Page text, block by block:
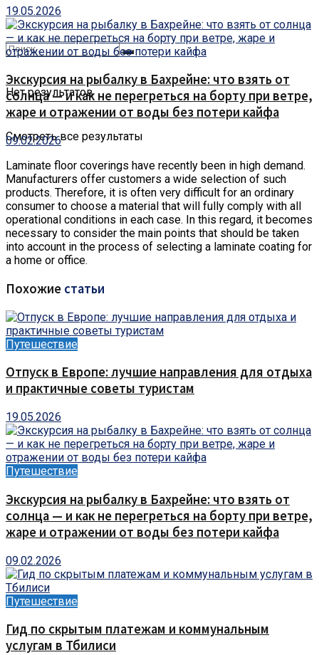
Нет результатов
Смотреть все результаты
19.05.2026
Экскурсия на рыбалку в Бахрейне: что взять от
солнца — и как не перегреться на борту при ветре,
жаре и отражении от воды без потери кайфа
09.02.2026
Laminate floor coverings have recently been in high demand.
Manufacturers offer customers a wide selection of such
products. Therefore, it is often very difficult for an ordinary
consumer to choose a material that will fully comply with all
operational conditions in each case. In this regard, it becomes
necessary to consider the main points that should be taken
into account in the process of selecting a laminate coating for
a home or office.
Похожие статьи
Путешествие
Отпуск в Европе: лучшие направления для отдыха
и практичные советы туристам
19.05.2026
Путешествие
Экскурсия на рыбалку в Бахрейне: что взять от
солнца — и как не перегреться на борту при ветре,
жаре и отражении от воды без потери кайфа
09.02.2026
Путешествие
Гид по скрытым платежам и коммунальным
услугам в Тбилиси